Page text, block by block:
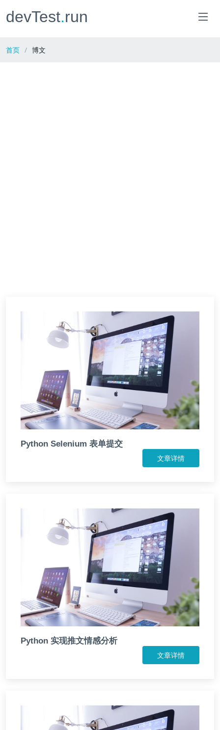
devTest.run
首页 博文
Python Selenium 表单提交
文章详情
Python 实现推文情感分析
文章详情